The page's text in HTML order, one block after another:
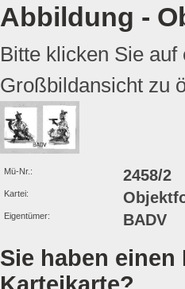
Abbildung -
Bitte klicken Sie
Großbildansicht zu
Mü-Nr.: 2458/2
Kartei:
Eigentümer: BADV
Sie haben